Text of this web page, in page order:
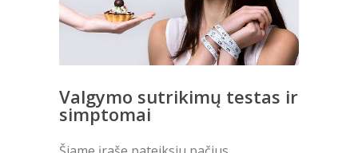
Valgymo sutrikimų testas ir
simptomai